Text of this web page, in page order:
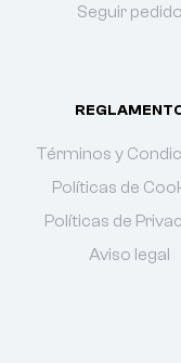
Seguir pedido
Términos y
Políticas de
Políticas de
Aviso legal